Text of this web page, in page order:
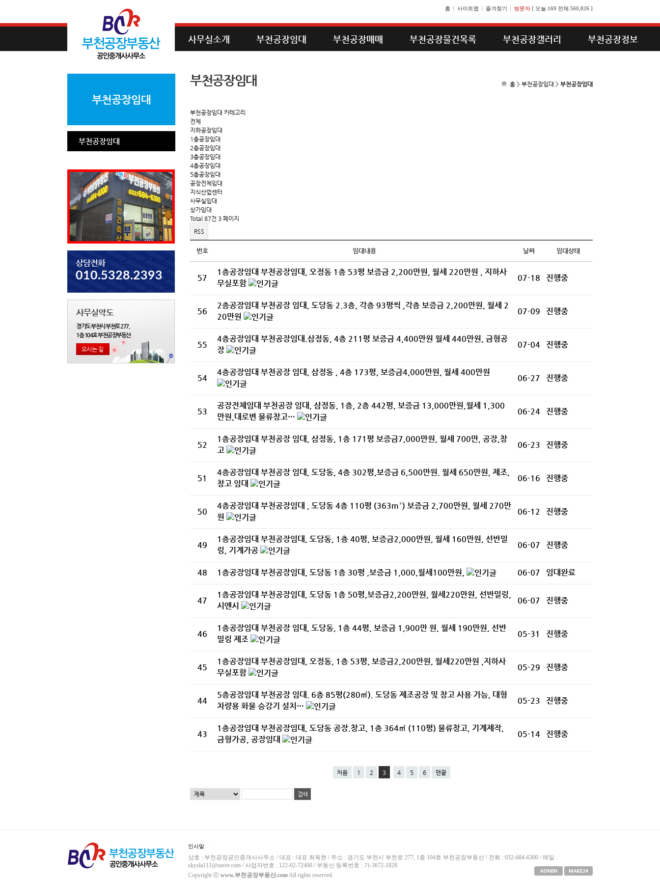
홈 사이트맵 즐겨찾기 방문자 [ 오늘:169 전체:560,826 ]
사무실소개 부천공장임대 부천공장매매 부천공장물건목록 부천공장갤러리 부천공장정보
부천공장임대
부천공장임대
상담전화
010.5328.2393
사무실약도
경기도 부천시 부천로 277,
1층 104호 부천공장부동산
오시는 길
부천공장임대 홈 > 부천공장임대 > 부천공장임대
부천공장임대 카테고리
전체
지하공장임대
1층공장임대
2층공장임대
3층공장임대
4층공장임대
5층공장임대
공장전체임대
지식산업센터
사무실임대
상가임대
Total 87건 3 페이지
RSS
번호 임대내용 날짜 임대상태
57
1층공장임대 부천공장임대, 오정동 1층 53평 보증금 2,200만원, 월세 220만원 , 지하사
무실포함
07-18 진행중
56
2층공장임대 부천공장 임대, 도당동 2.3층, 각층 93평씩 ,각층 보증금 2,200만원, 월세 2
20만원
07-09 진행중
55
4층공장임대 부천공장임대.삼정동, 4층 211평 보증금 4,400만원 월세 440만원, 금형공
장
07-04 진행중
54
4층공장임대 부천공장 임대, 삼정동 , 4층 173평, 보증금4,000만원, 월세 400만원
06-27 진행중
53
공장전체임대 부천공장 임대, 삼정동, 1층, 2층 442평, 보증금 13,000만원,월세 1,300
만원,대로변 물류창고…
06-24 진행중
52
1층공장임대 부천공장 임대, 삼정동, 1층 171평 보증금7,000만원, 월세 700만, 공장,창
고
06-23 진행중
51
4층공장임대 부천공장 임대, 도당동, 4층 302평,보증금 6,500만원. 월세 650만원, 제조,
창고 임대
06-16 진행중
50
4층공장임대 부천공장임대 , 도당동 4층 110평 (363m²) 보증금 2,700만원, 월세 270만
원
06-12 진행중
49
1층공장임대 부천공장임대, 도당동, 1층 40평, 보증금2,000만원, 월세 160만원, 선반밀
링, 기계가공
06-07 진행중
48 1층공장임대 부천공장임대, 도당동 1층 30평 ,보증금 1,000,월세100만원, 06-07 임대완료
47
1층공장임대 부천공장임대, 도당동 1층 50평,보증금2,200만원, 월세220만원, 선반밀링,
시엔시
06-07 진행중
46
1층공장임대 부천공장 임대, 도당동, 1층 44평, 보증금 1,900만 원, 월세 190만원, 선반
밀링 제조
05-31 진행중
45
1층공장임대 부천공장임대, 오정동, 1층 53평, 보증금2,200만원, 월세220만원 ,지하사
무실포함
05-29 진행중
44
5층공장임대 부천공장 임대. 6층 85평(280㎡). 도당동 제조공장 및 창고 사용 가능, 대형
차량용 화물 승강기 설치…
05-23 진행중
43
1층공장임대 부천공장임대, 도당동 공장.창고, 1층 364㎡ (110평) 물류창고, 기계제작,
금형가공, 공장임대
05-14 진행중
처음 1 2 3 4 5 6 맨끝
인사말
상호 : 부천공장공인중개사사무소 / 대표 : 대표 최욱현 / 주소 : 경기도 부천시 부천로 277, 1층 104호 부천공장부동산 / 전화 : 032-684-6300 / 메일 :
skysla111@naver.com / 사업자번호 : 122-02-72400 / 부동산 등록번호 : 가-3672-1828
Copyright ⓒwww.부천공장부동산.comAll rights reserved.